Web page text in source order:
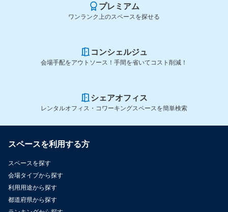
プレミアム
ワンランク上のスペースを探せる
コンシェルジュ
会場手配をアウトソース！手間を省いてコスト削減！
シェアオフィス
レンタルオフィス・コワーキングスペースを簡単検索
スペースを利用する方
スペースを探す
会場タイプから探す
利用用途から探す
都道府県から探す